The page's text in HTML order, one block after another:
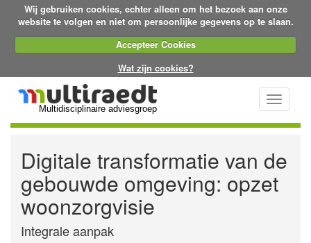
Wij gebruiken cookies, echter alleen om het bezoek aan onze
website te volgen en niet om persoonlijke gegevens op te slaan.
Accepteer Cookies
Wat zijn cookies?
Multidisciplinaire adviesgroep
Toggle
Digitale transformatie van de
gebouwde omgeving: opzet
woonzorgvisie
Integrale aanpak